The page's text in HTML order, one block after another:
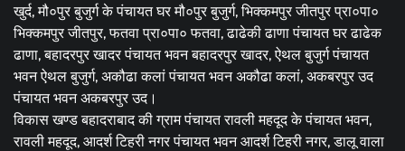
खुर्द, मौ०पुर बुजुर्ग के पंचायत घर मौ०पुर बुजुर्ग, भिक्कमपुर जीतपुर प्रा०पा०
भिक्कमपुर जीतपुर, फतवा प्रा०पा० फतवा, ढाढेकी ढाणा पंचायत घर ढाढेक
ढाणा, बहादरपुर खादर पंचायत भवन बहादरपुर खादर, ऐथल बुजुर्ग पंचायत
भवन ऐथल बुजुर्ग, अकौढा कलां पंचायत भवन अकौढा कलां, अकबरपुर उद
पंचायत भवन अकबरपुर उद।
विकास खण्ड बहादराबाद की ग्राम पंचायत रावली महदूद के पंचायत भवन,
रावली महदूद, आदर्श टिहरी नगर पंचायत भवन आदर्श टिहरी नगर, डालू वाला